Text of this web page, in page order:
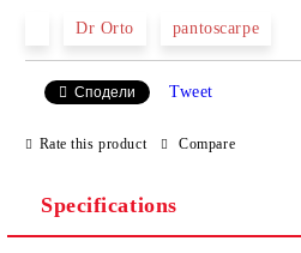
We will contact you to finalize the order
Dr Orto pantoscarpe
Сподели Tweet
Rate this product Compare
Specifications